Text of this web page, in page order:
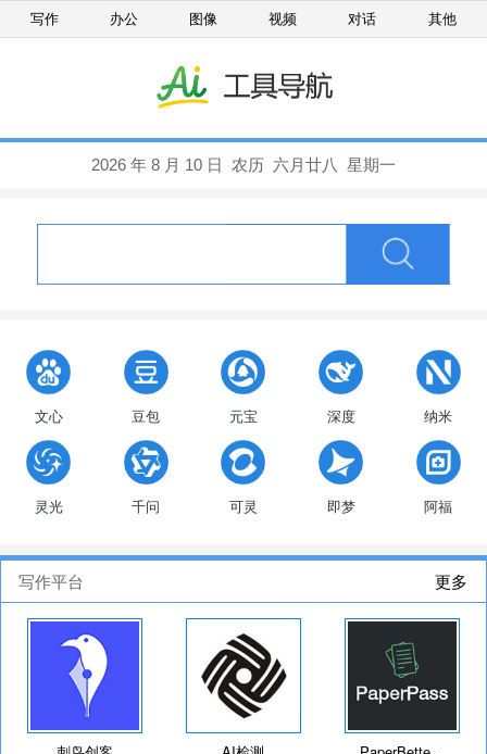
写作 办公 图像 视频 对话 其他
文心 豆包 元宝 深度 纳米
灵光 千问 可灵 即梦 阿福
写作平台 更多